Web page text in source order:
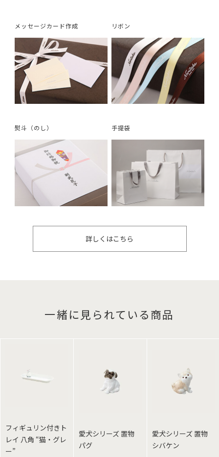
メッセージカード作成 リボン
熨斗（のし） 手提袋
詳しくはこちら
一緒に見られている商品
フィギュリン付きト
レイ 八角 “猫・グレ
ー”
愛犬シリーズ 置物
パグ
愛犬シリーズ 置物
シバケン